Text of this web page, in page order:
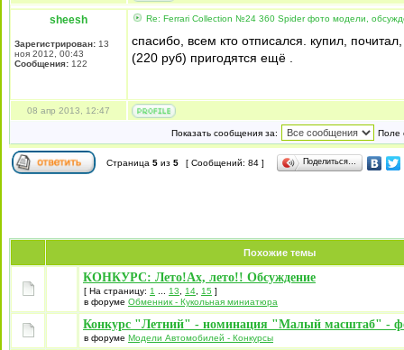
sheesh
Зарегистрирован: 13
ноя 2012, 00:43
Сообщения: 122
Re: Ferrari Collection №24 360 Spider фото модели,
спасибо, всем кто отписался. купил,
(220 руб) пригодятся ещё .
08 апр 2013, 12:47
Показать сообщения за: Поле
Страница 5 из 5 [ Сообщений: 84 ] Поделиться…
Похожие темы
КОНКУРС: Лето!Ах, лето!! Обсуждение
[ На страницу: 1 13 14 15 ]
в форуме Обменник - Кукольная миниатюра
Конкурс "Летний" - номинация "Малый масштаб" -
в форуме Модели Автомобилей - Конкурсы